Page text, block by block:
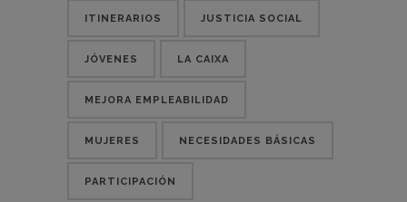
ITINERARIOS JUSTICIA SOCIAL
JÓVENES LA CAIXA
MEJORA EMPLEABILIDAD
MUJERES NECESIDADES BÁSICAS
PARTICIPACIÓN